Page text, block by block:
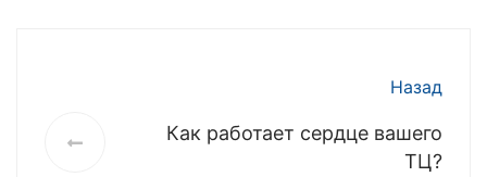
Назад
Как работает сердце вашего
ТЦ?